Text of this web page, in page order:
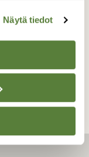
Näytä tiedot